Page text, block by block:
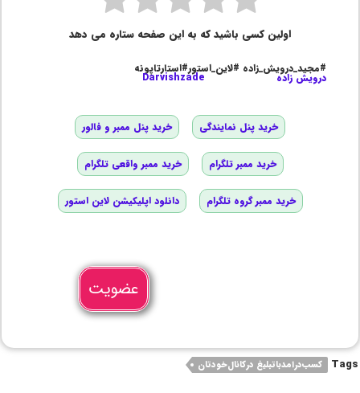
اولین کسی باشید که به این صفحه ستاره می دهد
#مجید_درویش_زاده #لاین_استور#استارتاپونه
درویش زاده Darvishzade
خرید پنل نمایندگی خرید پنل ممبر و فالور
خرید ممبر تلگرام خرید ممبر واقعی تلگرام
خرید ممبر گروه تلگرام دانلود اپلیکیشن لاین استور
عضویت
Tags کسب‌درامد‌با‌تبلیغ ‌درکانال‌خودتان